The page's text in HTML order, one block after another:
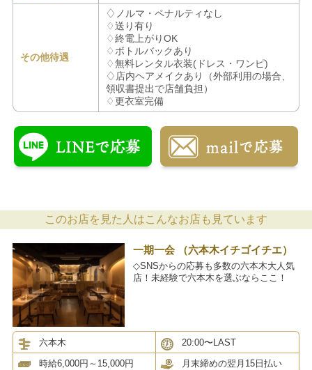
その他待遇
♢ノルマ・ペナルティなし
♢送り有り
♢終電上がりOK
♢ボトルバックあり
♢無料レンタル衣装(ドレス・ワンピ)
♢店内ヘアメイクあり（外部利用の場合、
領収書提出で店舗負担）
♢更衣室完備
このお店を見た人はこんなお店も見ています
一期一会 （六本木イチゴイチエ）
◇SNSからの応募も多数の六本木大人気
店！未経験で六本木を選ぶならここ！
六本木 20:00〜LAST
時給6,000円～15,000円 月末締めの翌月15日払い